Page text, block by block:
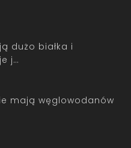
dużo białka i
mają węglowodanów